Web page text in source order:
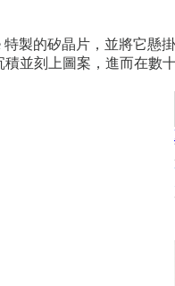
特製的矽晶片，並將它懸
並刻上圖案，進而在數